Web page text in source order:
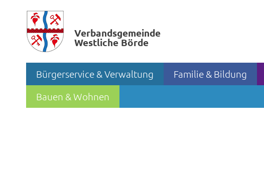
Verbands­gemeinde
Westliche Börde
Bürgerservice & Verwaltung Familie & Bildung
Bauen & Wohnen